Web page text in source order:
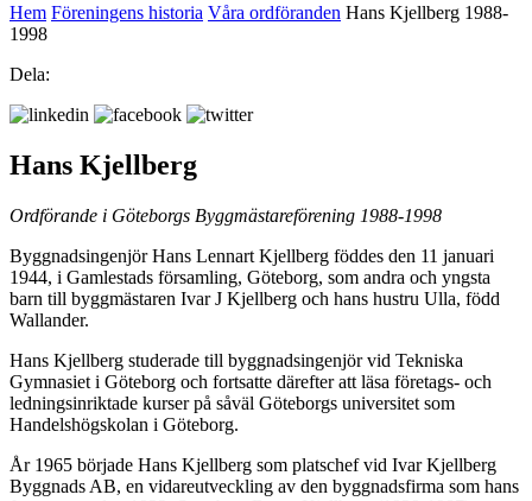
Hem Föreningens historia Våra ordföranden Hans Kjellberg 1988-
1998
Dela:
Hans Kjellberg
Ordförande i Göteborgs Byggmästareförening 1988-1998
Byggnadsingenjör Hans Lennart Kjellberg föddes den 11 januari
1944, i Gamlestads församling, Göteborg, som andra och yngsta
barn till byggmästaren Ivar J Kjellberg och hans hustru Ulla, född
Wallander.
Hans Kjellberg studerade till byggnadsingenjör vid Tekniska
Gymnasiet i Göteborg och fortsatte därefter att läsa företags- och
ledningsinriktade kurser på såväl Göteborgs universitet som
Handelshögskolan i Göteborg.
År 1965 började Hans Kjellberg som platschef vid Ivar Kjellberg
Byggnads AB, en vidareutveckling av den byggnadsfirma som hans